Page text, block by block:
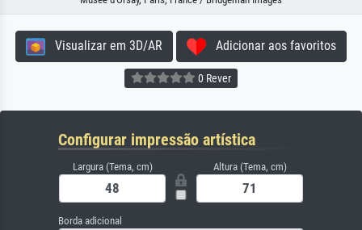
Visualizar em 3D/AR Adicionar aos favoritos
0 Rever
Configurar impressão artística
Largura (Tema, cm) Altura (Tema, cm)
Borda adicional